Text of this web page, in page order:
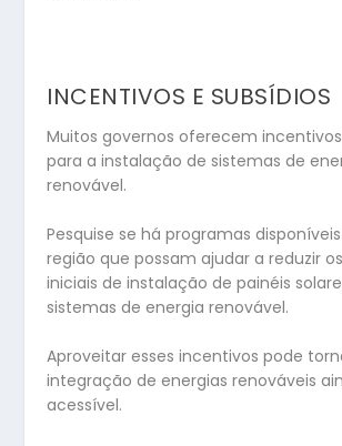
INCENTIVOS E SUBSÍDIOS
Muitos governos oferecem
para a instalação de sistemas de
renovável.
Pesquise se há programas
região que possam ajudar a reduzir
iniciais de instalação de painéis
sistemas de energia renovável.
Aproveitar esses incentivos pode
integração de energias renováveis
acessível.